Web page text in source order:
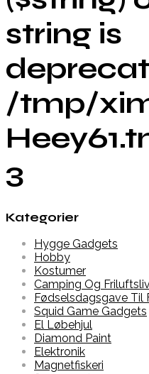
string is
/tmp/
3
Kategorier
Hygge Gadgets
Hobby
Kostumer
Camping Og Friluftsliv
Fødselsdagsgave Til
Squid Game Gadgets
El Løbehjul
Diamond Paint
Elektronik
Magnetfiskeri